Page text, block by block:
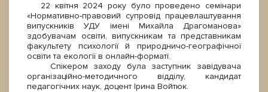
22 квітня 2024 року було проведено семінари
«Нормативно-правовий супровід працевлаштування
випускників УДУ імені Михайла Драгоманова»
здобувачам освіти, випускникам та представникам
факультету психології й природничо-географічної
освіти та екології в онлайн-форматі.
Спікером заходу була заступник завідувача
організаційно-методичного відділу, кандидат
педагогічних наук, доцент Ірина Войтюк.